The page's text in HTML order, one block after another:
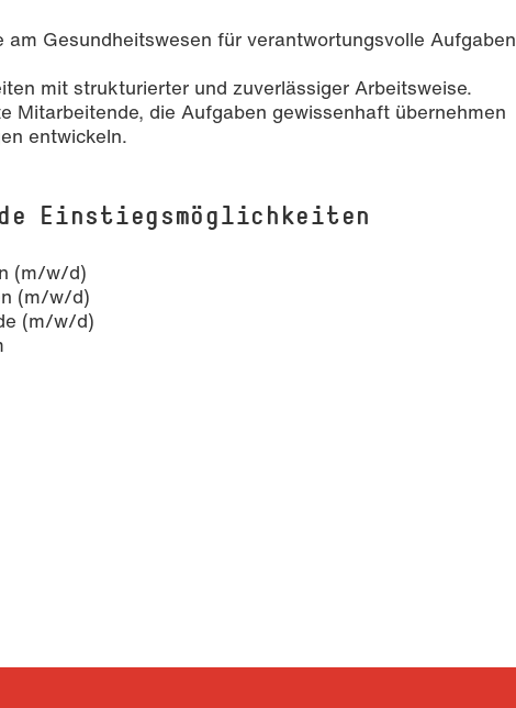
am Gesundheitswesen für verantwortungsvolle Aufgaben
mit strukturierter und zuverlässiger Arbeitsweise.
Mitarbeitende, die Aufgaben gewissenhaft übernehmen
entwickeln.
Einstiegsmöglichkeiten
(m/w/d)
(m/w/d)
(m/w/d)